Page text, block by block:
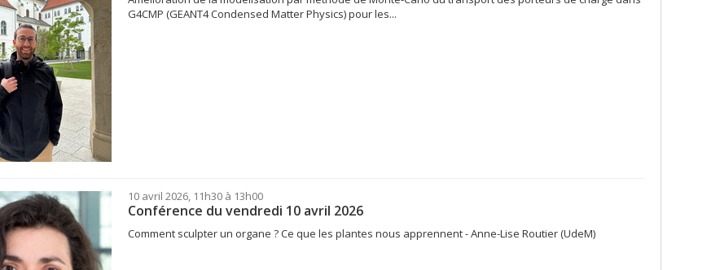
G4CMP (GEANT4 Condensed Matter Physics) pour les...
10 avril 2026, 11h30 à 13h00
Conférence du vendredi 10 avril 2026
Comment sculpter un organe ? Ce que les plantes nous apprennent - Anne-Lise Routier (UdeM)